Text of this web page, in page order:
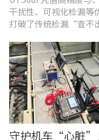
干扰性、可视化检漏等
打破了传统检漏“查不